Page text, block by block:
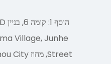
Village, Junhe
Street, מחוז Baiyun, Guangzhou City